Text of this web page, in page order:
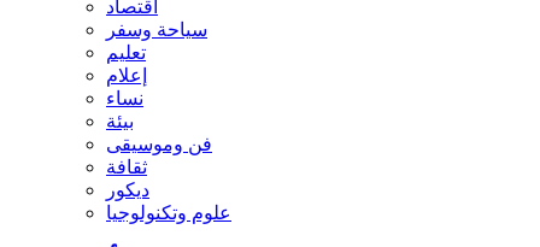
اقتصاد
سياحة وسفر
تعليم
إعلام
نساء
بيئة
فن وموسيقى
ثقافة
ديكور
علوم وتكنولوجيا